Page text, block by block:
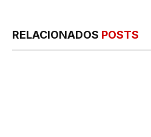
RELACIONADOS POSTS